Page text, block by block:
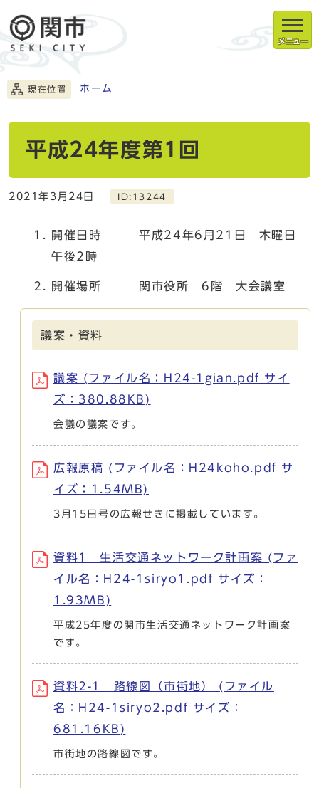
メニュー
現在位置 ホーム
平成24年度第1回
2021年3月24日 ID:13244
開催日時 平成24年6月21日 木曜日
午後2時
開催場所 関市役所 6階 大会議室
議案・資料
議案 (ファイル名：H24-1gian.pdf サイ
ズ：380.88KB)
会議の議案です。
広報原稿 (ファイル名：H24koho.pdf サ
イズ：1.54MB)
3月15日号の広報せきに掲載しています。
資料1 生活交通ネットワーク計画案 (ファ
イル名：H24-1siryo1.pdf サイズ：
1.93MB)
平成25年度の関市生活交通ネットワーク計画案
です。
資料2-1 路線図（市街地） (ファイル
名：H24-1siryo2.pdf サイズ：
681.16KB)
市街地の路線図です。